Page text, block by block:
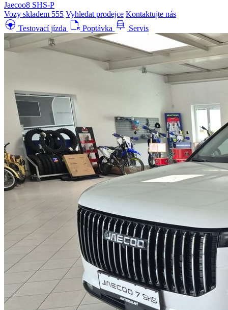
Jaecoo8 SHS-P
Vozy skladem 555 Vyhledat prodejce Kontaktujte nás
search_hands_free Testovací jízda file_open Poptávka car_repair Servis